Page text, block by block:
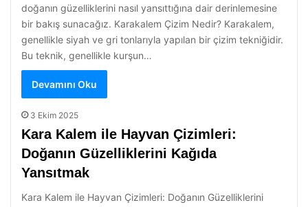
doğanın güzelliklerini nasıl yansıttığına dair derinlemesine
bir bakış sunacağız. Karakalem Çizim Nedir? Karakalem,
genellikle siyah ve gri tonlarıyla yapılan bir çizim tekniğidir.
Bu teknik, genellikle kurşun…
Devamını Oku
3 Ekim 2025
Kara Kalem ile Hayvan Çizimleri:
Doğanın Güzelliklerini Kağıda
Yansıtmak
Kara Kalem ile Hayvan Çizimleri: Doğanın Güzelliklerini